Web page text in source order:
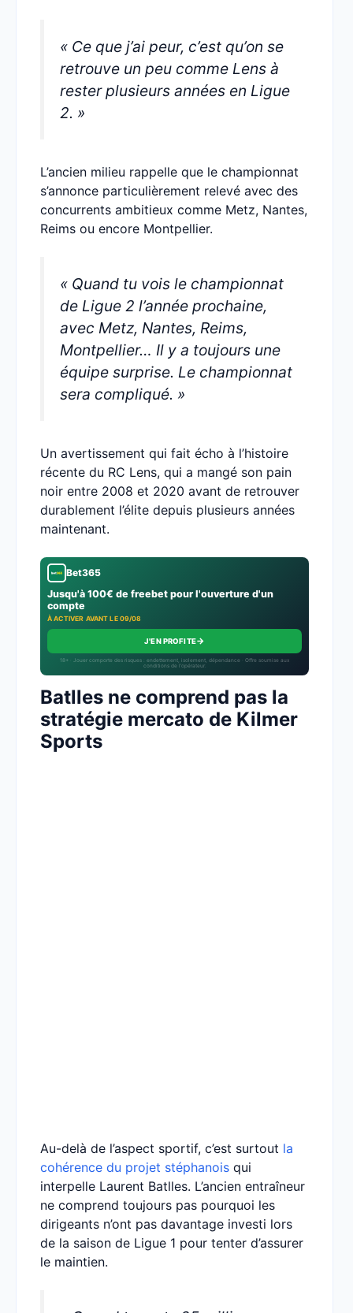
« Ce que j’ai peur, c’est qu’on se
retrouve un peu comme Lens à
rester plusieurs années en Ligue
2. »
L’ancien milieu rappelle que le championnat
s’annonce particulièrement relevé avec des
concurrents ambitieux comme Metz, Nantes,
Reims ou encore Montpellier.
« Quand tu vois le championnat
de Ligue 2 l’année prochaine,
avec Metz, Nantes, Reims,
Montpellier… Il y a toujours une
équipe surprise. Le championnat
sera compliqué. »
Un avertissement qui fait écho à l’histoire
récente du RC Lens, qui a mangé son pain
noir entre 2008 et 2020 avant de retrouver
durablement l’élite depuis plusieurs années
maintenant.
Bet365
Jusqu'à 100€ de freebet pour l'ouverture d'un
compte
À ACTIVER AVANT LE 09/08
J'EN PROFITE→
18+ · Jouer comporte des risques : endettement, isolement, dépendance · Offre soumise aux
conditions de l’opérateur.
Batlles ne comprend pas la
stratégie mercato de Kilmer
Sports
Au-delà de l’aspect sportif, c’est surtout la
cohérence du projet stéphanois qui
interpelle Laurent Batlles. L’ancien entraîneur
ne comprend toujours pas pourquoi les
dirigeants n’ont pas davantage investi lors
de la saison de Ligue 1 pour tenter d’assurer
le maintien.